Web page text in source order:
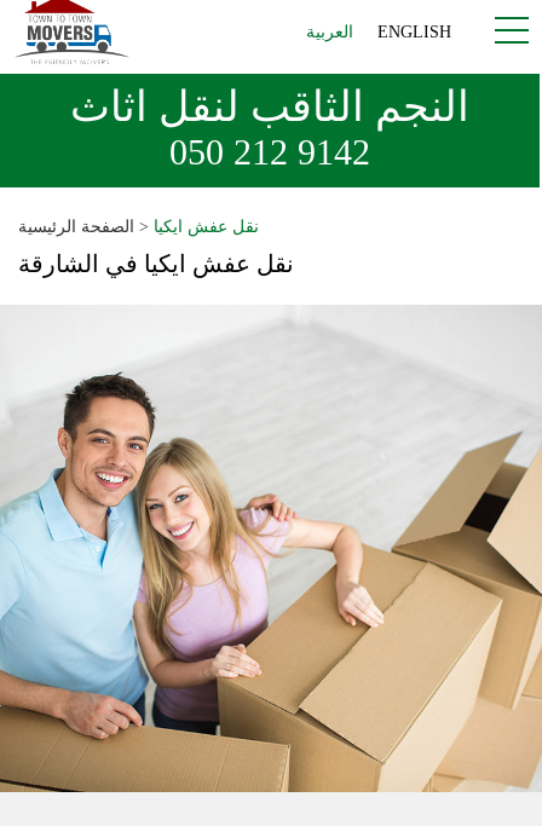
العربية ENGLISH
النجم الثاقب لنقل اثاث
050 212 9142
الصفحة الرئيسية > نقل عفش ايكيا
نقل عفش ايكيا في الشارقة